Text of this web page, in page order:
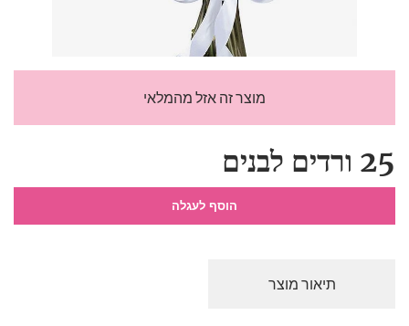
מוצר זה אזל מהמלאי
25 ורדים לבנים
הוסף לעגלה
תיאור מוצר